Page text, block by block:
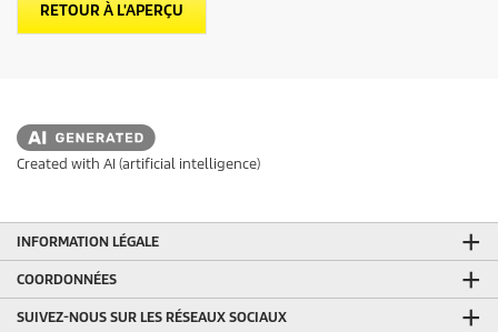
RETOUR À L'APERÇU
Created with AI (artificial intelligence)
INFORMATION LÉGALE
COORDONNÉES
SUIVEZ-NOUS SUR LES RÉSEAUX SOCIAUX